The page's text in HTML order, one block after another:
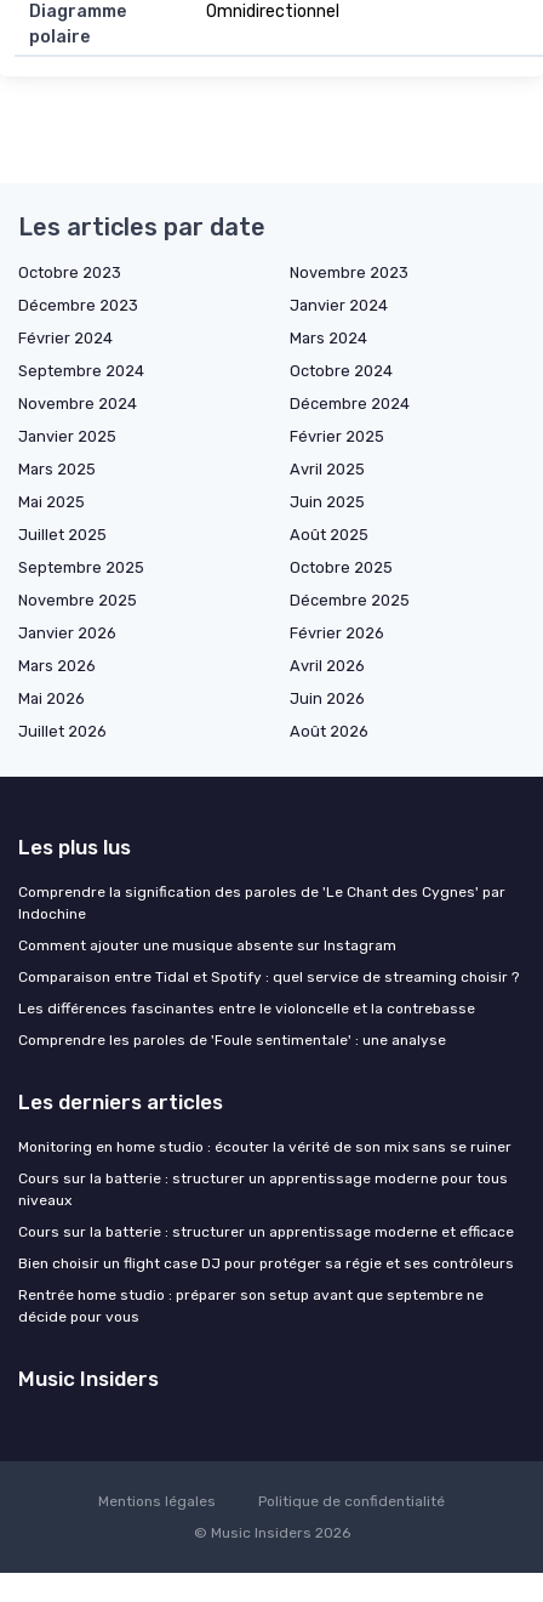
Diagramme
polaire
Omnidirectionnel
Les articles par date
Octobre 2023
Novembre 2023
Décembre 2023
Janvier 2024
Février 2024
Mars 2024
Septembre 2024
Octobre 2024
Novembre 2024
Décembre 2024
Janvier 2025
Février 2025
Mars 2025
Avril 2025
Mai 2025
Juin 2025
Juillet 2025
Août 2025
Septembre 2025
Octobre 2025
Novembre 2025
Décembre 2025
Janvier 2026
Février 2026
Mars 2026
Avril 2026
Mai 2026
Juin 2026
Juillet 2026
Août 2026
Les plus lus
Comprendre la signification des paroles de 'Le Chant des Cygnes' par
Indochine
Comment ajouter une musique absente sur Instagram
Comparaison entre Tidal et Spotify : quel service de streaming choisir ?
Les différences fascinantes entre le violoncelle et la contrebasse
Comprendre les paroles de 'Foule sentimentale' : une analyse
Les derniers articles
Monitoring en home studio : écouter la vérité de son mix sans se ruiner
Cours sur la batterie : structurer un apprentissage moderne pour tous
niveaux
Cours sur la batterie : structurer un apprentissage moderne et efficace
Bien choisir un flight case DJ pour protéger sa régie et ses contrôleurs
Rentrée home studio : préparer son setup avant que septembre ne
décide pour vous
Music Insiders
Mentions légales
Politique de confidentialité
© Music Insiders 2026